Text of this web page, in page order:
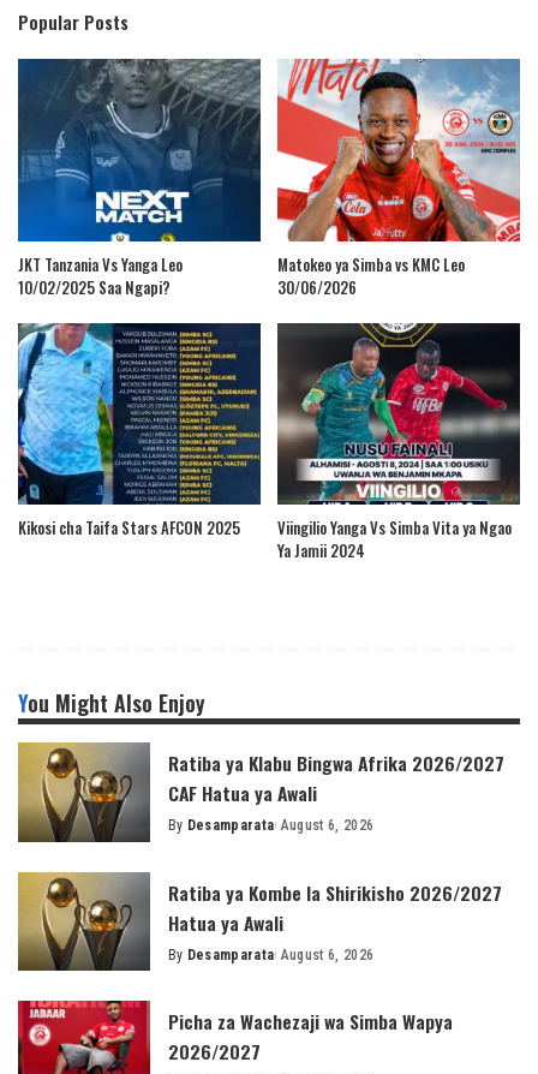
Popular Posts
JKT Tanzania Vs Yanga Leo
10/02/2025 Saa Ngapi?
Matokeo ya Simba vs KMC Leo
30/06/2026
Kikosi cha Taifa Stars AFCON 2025
Viingilio Yanga Vs Simba Vita ya Ngao
Ya Jamii 2024
You Might Also Enjoy
Ratiba ya Klabu Bingwa Afrika 2026/2027
CAF Hatua ya Awali
Posted
By Desamparata August 6, 2026
Ratiba ya Kombe la Shirikisho 2026/2027
Hatua ya Awali
Posted
By Desamparata August 6, 2026
Picha za Wachezaji wa Simba Wapya
2026/2027